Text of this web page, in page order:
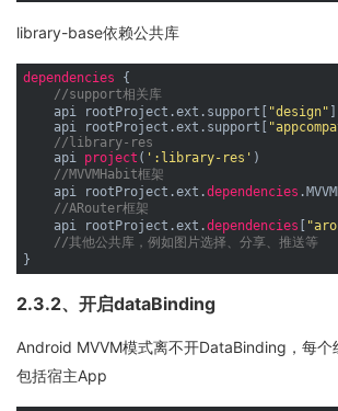
library-base依赖公共库
dependencies {
//support相关库
    api rootProject.ext.support[
"design" ]
    api rootProject.ext.support[
//library-res
    api
project ( ':library-res' )
//MVVMHabit框架
    api rootProject.ext.
dependencies
//ARouter框架
    api rootProject.ext.
dependencies [
//其他公共库，例如图片选择、分享、推送等
2.3.2、开启dataBinding
Android MVVM模式离不开DataBinding，每个
包括宿主App